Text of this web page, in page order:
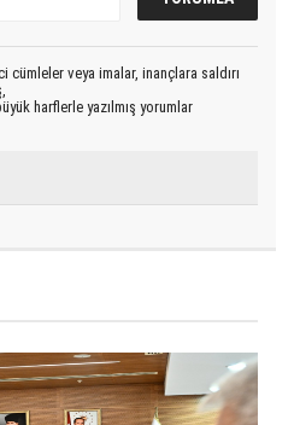
cümleler veya imalar, inançlara saldırı
harflerle yazılmış yorumlar